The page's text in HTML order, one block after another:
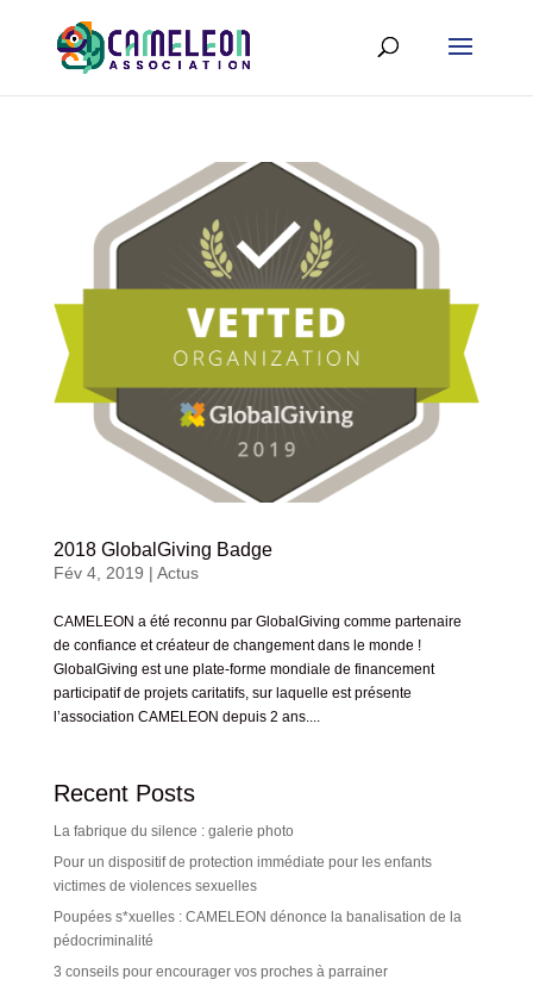
2018 GlobalGiving Badge
Fév 4, 2019 | Actus
CAMELEON a été reconnu par GlobalGiving comme partenaire
de confiance et créateur de changement dans le monde !
GlobalGiving est une plate-forme mondiale de financement
participatif de projets caritatifs, sur laquelle est présente
l’association CAMELEON depuis 2 ans....
Recent Posts
La fabrique du silence : galerie photo
Pour un dispositif de protection immédiate pour les enfants
victimes de violences sexuelles
Poupées s*xuelles : CAMELEON dénonce la banalisation de la
pédocriminalité
3 conseils pour encourager vos proches à parrainer